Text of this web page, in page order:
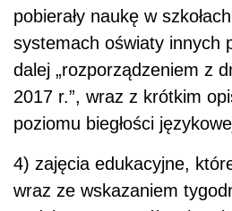
pobierały naukę w
systemach oświaty innych
dalej „rozporządzeniem z
2017 r.”, wraz z krótkim
poziomu biegłości
4) zajęcia edukacyjne,
wraz ze wskazaniem